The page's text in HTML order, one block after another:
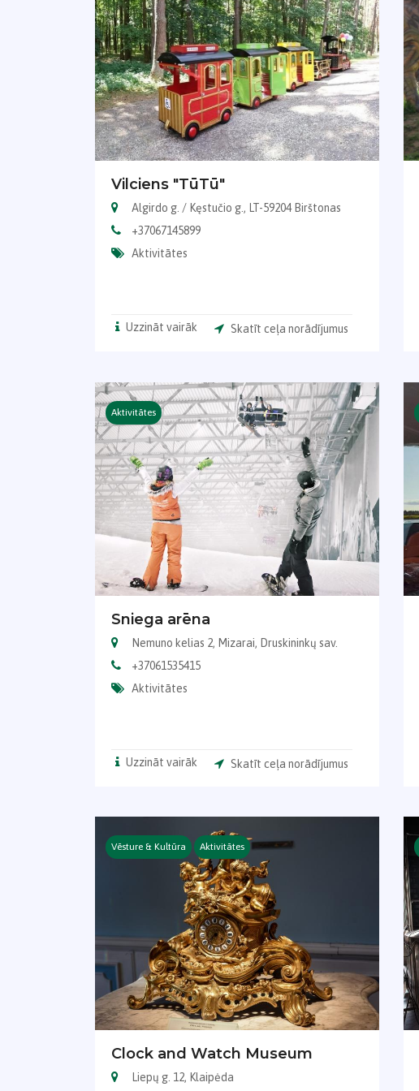
Vilciens "TūTū"
Algirdo g. / Kęstučio g., LT-59204 Birštonas
+37067145899
Aktivitātes
Uzzināt vairāk Skatīt ceļa norādījumus
Aktivitātes
Sniega arēna
Nemuno kelias 2, Mizarai, Druskininkų sav.
+37061535415
Aktivitātes
Uzzināt vairāk Skatīt ceļa norādījumus
Vēsture & Kultūra Aktivitātes
Clock and Watch Museum
Liepų g. 12, Klaipėda